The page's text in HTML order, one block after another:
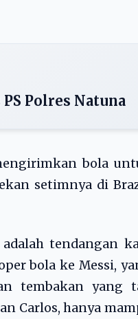
Polres Natuna
bola
setimnya di
tendangan
bola ke Messi,
tembakan yang
Carlos, hanya